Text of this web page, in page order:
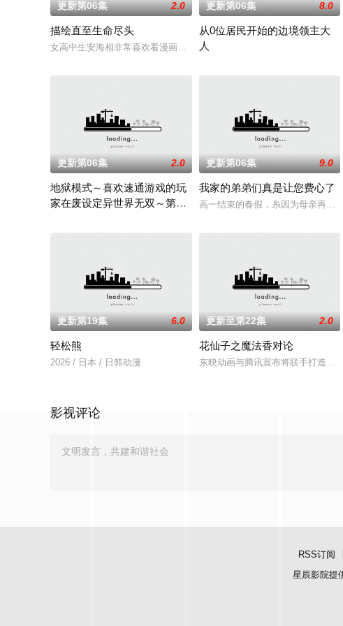
更新第06集 2.0
描绘直至生命尽头
女高中生安海相非常喜欢看漫画，尤其是 ☆野0 的《机器太与狸太》。
更新第06集 8.0
从0位居民开始的边境领主大
人
更新第06集 2.0
地狱模式～喜欢速通游戏的玩
家在废设定异世界无双～第二
更新第06集 9.0
我家的弟弟们真是让您费心了
高一结束的春假，糸因为母亲再婚
更新第19集 6.0
轻松熊
2026 / 日本 / 日韩动漫
更新至第22集 2.0
花仙子之魔法香对论
东映动画与腾讯宣布将联手打造『
影视评论
RSS订阅
星辰影院提